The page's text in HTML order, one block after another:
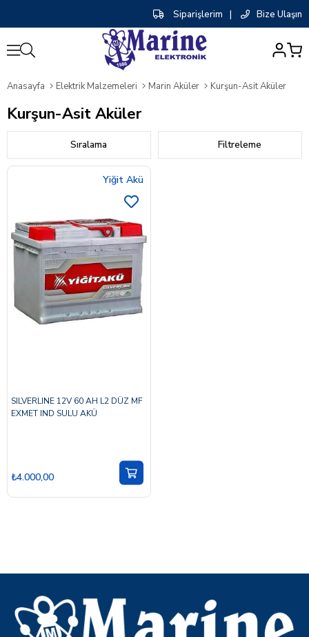
Siparişlerim | Bize Ulaşın
Anasayfa Elektrik Malzemeleri Marin Aküler Kurşun-Asit Aküler
Kurşun-Asit Aküler
Filtreleme
Sıralama
Yiğit Akü
SILVERLINE 12V 60 AH L2 DÜZ MF
EXMET IND SULU AKÜ
₺4.000,00